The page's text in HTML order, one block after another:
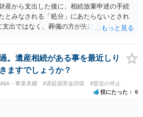
産から支出した後に、相続放棄申述の手続
とみなされる「処分」にあたらないとされ
出ではなく、葬儀の方が先に来るのが通常
いますが) ただ、葬儀費用ならいくらでもよ
分相応の、社会的儀式として当然認められ
えた方がよいです。 もし、相続人の皆さん
力がなく、質素な葬儀を行った費用であれ
単純承認と認められない可能性が高いの
れる可能性も高いと思います。
。遺産相続がある事を最近しり
ますでしょうか？
・事業承継 #遅延損害金回収 #督促の停止
役にたった 6